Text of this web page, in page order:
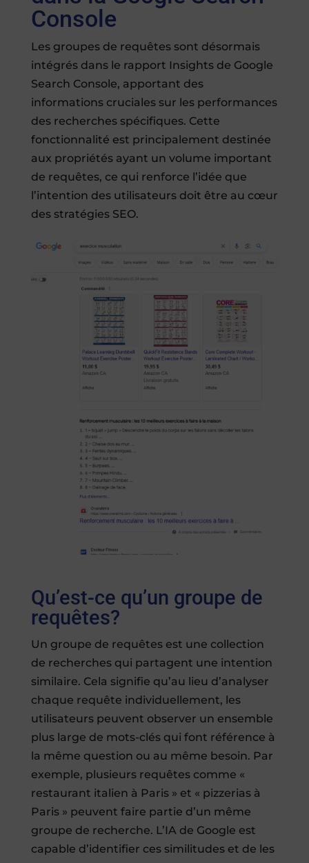
Console
Les groupes de requêtes sont désormais
intégrés dans le rapport Insights de Google
Search Console, apportant des
informations cruciales sur les performances
des recherches spécifiques. Cette
fonctionnalité est principalement destinée
aux propriétés ayant un volume important
de requêtes, ce qui renforce l’idée que
l’intention des utilisateurs doit être au cœur
des stratégies SEO.
Qu’est-ce qu’un groupe de
requêtes?
Un groupe de requêtes est une collection
de recherches qui partagent une intention
similaire. Cela signifie qu’au lieu d’analyser
chaque requête individuellement, les
utilisateurs peuvent observer un ensemble
plus large de mots-clés qui font référence à
la même question ou au même besoin. Par
exemple, plusieurs requêtes comme «
restaurant italien à Paris » et « pizzerias à
Paris » peuvent faire partie d’un même
groupe de recherche. L’IA de Google est
capable d’identifier ces similitudes et de les